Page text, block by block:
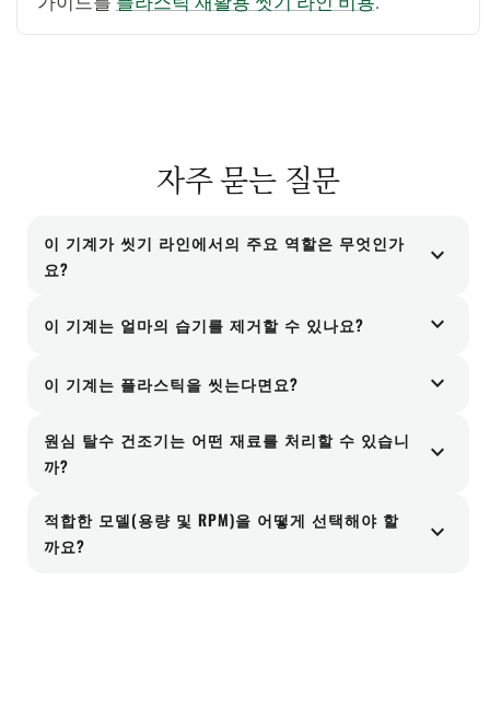
자주 묻는 질문
이 기계가 씻기 라인에서의 주요 역할은 무엇인가
요?
expand_more
역할을 합니다. 원심력을 이용하여 플라스틱 조각
표면의 수분을 대부분 기계적으로 제거하는데, 이
는 최종 열 건조 단계 이전에 매우 에너지 효율적인
방법입니다.
이 기계는 얼마의 습기를 제거할 수 있나요? expand_more
수분 함량을 약 20~30%까지 낮출 수 있습니다. 이
렇게 하면 열 건조기를 사용하여 최종 수분 함량을
3% 미만으로 낮추기에 적합한 상태가 됩니다.
이 기계는 플라스틱을 씻는다면요? expand_more
네, 저희의 혁신적인 설계 덕분에 마찰 세척기 역할
도 할 수 있습니다. 찬물을 사용하여 플라스틱 조각
세한 오염 물질까지 제거해 줍니다.
원심 탈수 건조기는 어떤 재료를 처리할 수 있습니
까?
expand_more
이 장비는 PET, HDPE, PP 및 경질 혼합 플레이크와
같은 세척된 플라스틱 플레이크에 사용하도록 설
적합한 모델(용량 및 RPM)을 어떻게 선택해야 할
까요?
expand_more